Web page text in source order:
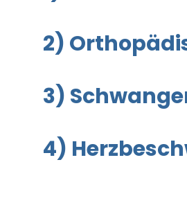
2)
3)
4)